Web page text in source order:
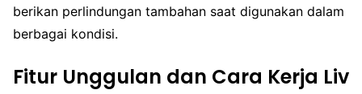
berikan perlindungan tambahan saat digunakan dalam
berbagai kondisi.
Fitur Unggulan dan Cara Kerja Liv